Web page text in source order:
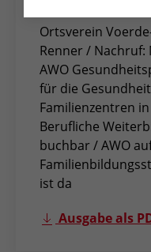
Ortsverein
Renner /
AWO
für die
Familienzentren
Berufliche
buchbar / AWO
ist da
Ausgabe als